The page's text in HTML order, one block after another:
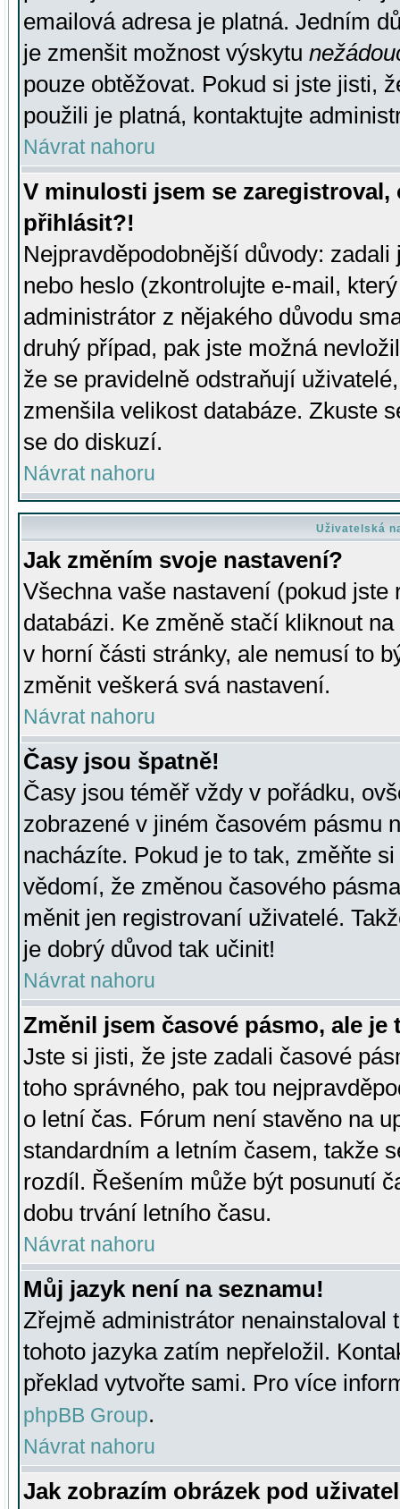
emailová adresa je platná. Jedním
je zmenšit možnost výskytu
pouze obtěžovat. Pokud si jste jisti,
použili je platná, kontaktujte
Návrat nahoru
V minulosti jsem se
přihlásit?!
Nejpravděpodobnější důvody:
nebo heslo (zkontrolujte e-mail,
administrátor z nějakého důvodu
druhý případ, pak jste možná
že se pravidelně odstraňují
zmenšila velikost databáze. Zkuste
se do diskuzí.
Návrat nahoru
Uživatelská
Jak změním svoje nastavení?
Všechna vaše nastavení (pokud
databázi. Ke změně stačí kliknout
v horní části stránky, ale nemusí to
změnit veškerá svá nastavení.
Návrat nahoru
Časy jsou špatně!
Časy jsou téměř vždy v pořádku,
zobrazené v jiném časovém pásmu
nacházíte. Pokud je to tak, změňte
vědomí, že změnou časového
měnit jen registrovaní uživatelé.
je dobrý důvod tak učinit!
Návrat nahoru
Změnil jsem časové pásmo, ale je
Jste si jisti, že jste zadali časové
toho správného, pak tou
o letní čas. Fórum není stavěno na
standardním a letním časem, takže
rozdíl. Řešením může být posunutí
dobu trvání letního času.
Návrat nahoru
Můj jazyk není na seznamu!
Zřejmě administrátor nenainstaloval
tohoto jazyka zatím nepřeložil.
překlad vytvořte sami. Pro více
phpBB Group.
Návrat nahoru
Jak zobrazím obrázek pod